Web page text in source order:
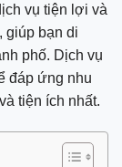
vụ tiện lợi và
, giúp bạn di
phố. Dịch vụ
đáp ứng nhu
tiện ích nhất.